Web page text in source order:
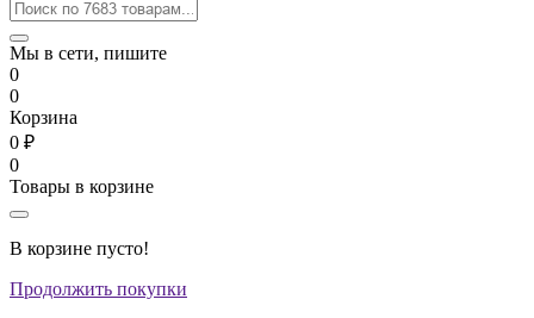
Мы в сети, пишите
0
0
Корзина
0 ₽
0
Товары в корзине
В корзине пусто!
Продолжить покупки